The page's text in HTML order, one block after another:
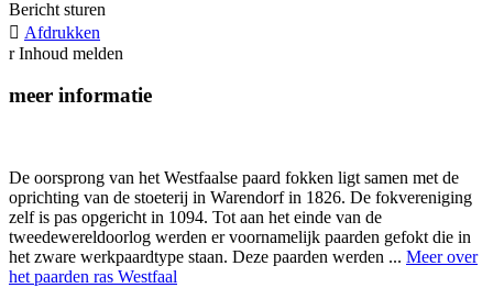
Bericht sturen
 Afdrukken
r Inhoud melden
meer informatie
De oorsprong van het Westfaalse paard fokken ligt samen met de
oprichting van de stoeterij in Warendorf in 1826. De fokvereniging
zelf is pas opgericht in 1094. Tot aan het einde van de
tweedewereldoorlog werden er voornamelijk paarden gefokt die in
het zware werkpaardtype staan. Deze paarden werden ... Meer over
het paarden ras Westfaal